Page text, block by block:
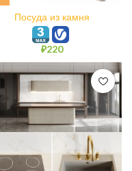
Посуда из камня
₽220